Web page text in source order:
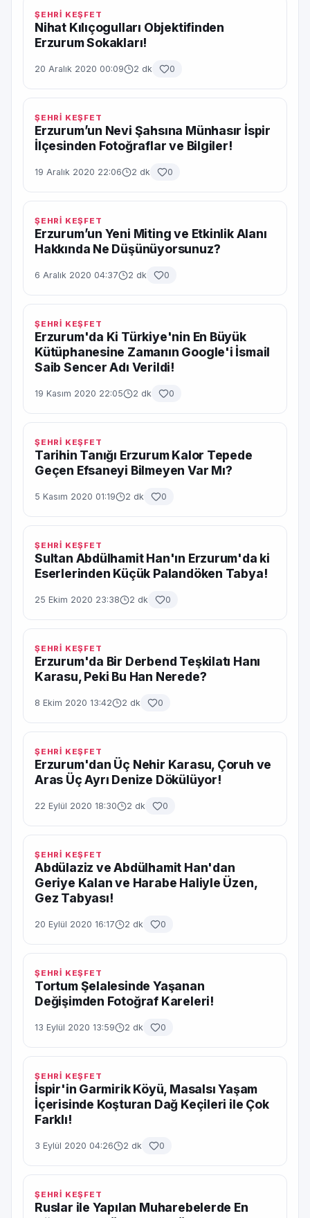
ŞEHRİ KEŞFET
Nihat Kılıçogulları Objektifinden
Erzurum Sokakları!
20 Aralık 2020 00:09 2 dk 0
ŞEHRİ KEŞFET
Erzurum’un Nevi Şahsına Münhasır İspir
İlçesinden Fotoğraflar ve Bilgiler!
19 Aralık 2020 22:06 2 dk 0
ŞEHRİ KEŞFET
Erzurum’un Yeni Miting ve Etkinlik Alanı
Hakkında Ne Düşünüyorsunuz?
6 Aralık 2020 04:37 2 dk 0
ŞEHRİ KEŞFET
Erzurum'da Ki Türkiye'nin En Büyük
Kütüphanesine Zamanın Google'i İsmail
Saib Sencer Adı Verildi!
19 Kasım 2020 22:05 2 dk 0
ŞEHRİ KEŞFET
Tarihin Tanığı Erzurum Kalor Tepede
Geçen Efsaneyi Bilmeyen Var Mı?
5 Kasım 2020 01:19 2 dk 0
ŞEHRİ KEŞFET
Sultan Abdülhamit Han'ın Erzurum'da ki
Eserlerinden Küçük Palandöken Tabya!
25 Ekim 2020 23:38 2 dk 0
ŞEHRİ KEŞFET
Erzurum'da Bir Derbend Teşkilatı Hanı
Karasu, Peki Bu Han Nerede?
8 Ekim 2020 13:42 2 dk 0
ŞEHRİ KEŞFET
Erzurum'dan Üç Nehir Karasu, Çoruh ve
Aras Üç Ayrı Denize Dökülüyor!
22 Eylül 2020 18:30 2 dk 0
ŞEHRİ KEŞFET
Abdülaziz ve Abdülhamit Han'dan
Geriye Kalan ve Harabe Haliyle Üzen,
Gez Tabyası!
20 Eylül 2020 16:17 2 dk 0
ŞEHRİ KEŞFET
Tortum Şelalesinde Yaşanan
Değişimden Fotoğraf Kareleri!
13 Eylül 2020 13:59 2 dk 0
ŞEHRİ KEŞFET
İspir'in Garmirik Köyü, Masalsı Yaşam
İçerisinde Koşturan Dağ Keçileri ile Çok
Farklı!
3 Eylül 2020 04:26 2 dk 0
ŞEHRİ KEŞFET
Ruslar ile Yapılan Muharebelerde En